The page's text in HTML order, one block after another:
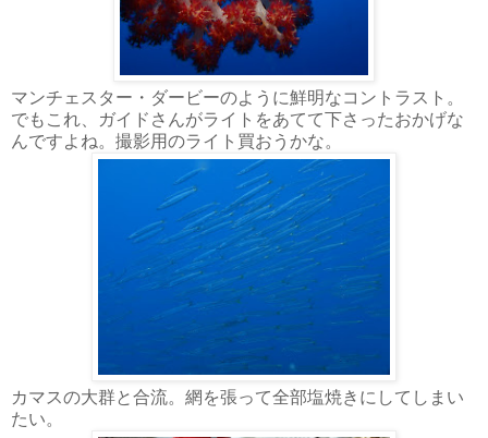
マンチェスター・ダービーのように鮮明なコントラスト。
でもこれ、ガイドさんがライトをあてて下さったおかげな
んですよね。撮影用のライト買おうかな。
カマスの大群と合流。網を張って全部塩焼きにしてしまい
たい。